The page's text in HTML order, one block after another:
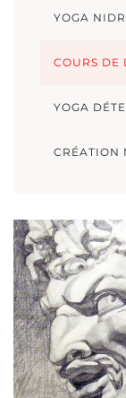
YOGA
COURS DE
YOGA
CRÉATION